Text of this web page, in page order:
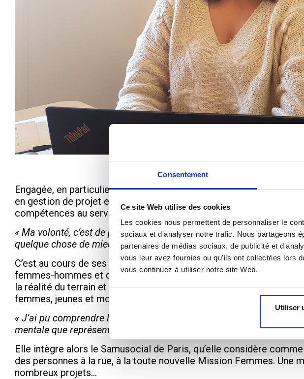
Consentement
Ce site Web utilise des cookies
Les cookies nous permettent de personnaliser le
sociaux et d'analyser notre trafic. Nous partageons
partenaires de médias sociaux, de publicité et
vous leur avez fournies ou qu'ils ont collectées lors
vous continuez à utiliser notre site Web.
Utiliser
Engagée, en particulier sur les questions du public en grande
en gestion de projet et en sciences politiques, Marie entre dans la
compétences au service des personnes précaires et plus
« Ma volonté, c’est de participer à l’amélioration de leur situation et
quelque chose de mieux avec elles. »
C’est au cours de ses études que Marie se forge une opinion
femmes-hommes et de discriminations. Bénévole dans un accueil
la réalité du terrain et se confronte aux questions du sans-
femmes, jeunes et moins jeunes, souvent victimes de violences.
« J’ai pu comprendre la manière dont leurs journées étaient
mentale que représentait la vie à la rue pour ces femmes. »
Elle intègre alors le Samusocial de Paris, qu’elle considère
des personnes à la rue, à la toute nouvelle Mission Femmes. Une
nombreux projets…